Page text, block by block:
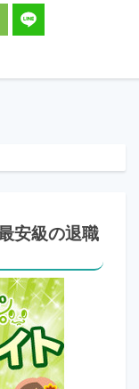
安級の退職